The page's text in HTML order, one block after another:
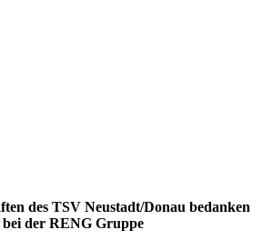
des TSV Neustadt/Donau bedanken
bei der RENG Gruppe